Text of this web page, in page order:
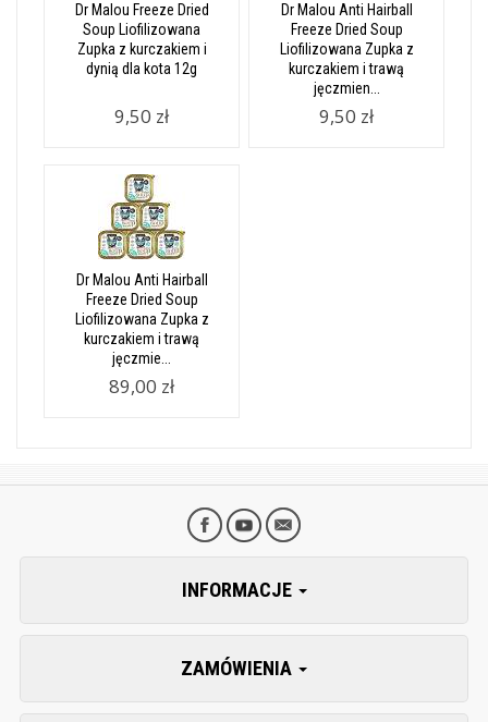
Dr Malou Freeze Dried
Soup Liofilizowana
Zupka z kurczakiem i
dynią dla kota 12g
9,50 zł
Dr Malou Anti Hairball
Freeze Dried Soup
Liofilizowana Zupka z
kurczakiem i trawą
jęczmien...
9,50 zł
Dr Malou Anti Hairball
Freeze Dried Soup
Liofilizowana Zupka z
kurczakiem i trawą
jęczmie...
89,00 zł
INFORMACJE
ZAMÓWIENIA